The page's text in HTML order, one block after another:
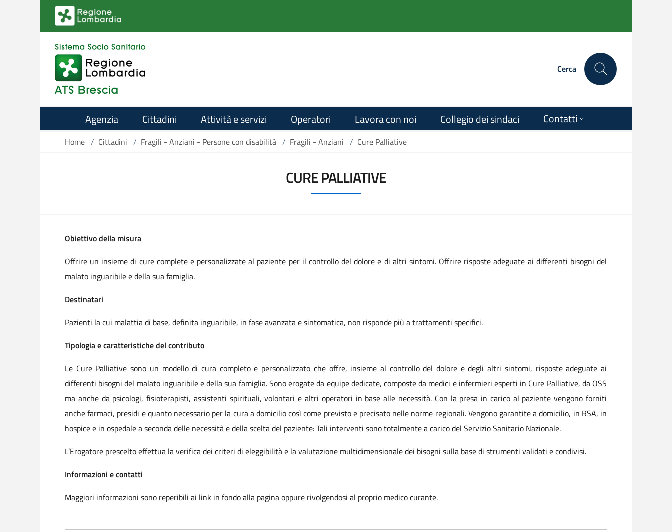
Salta al contenuto principale
Cerca
Agenzia Cittadini Attività e servizi Operatori Lavora con noi Collegio dei sindaci Contatti
Home / Cittadini / Fragili - Anziani - Persone con disabilità / Fragili - Anziani / Cure Palliative
CURE PALLIATIVE
Obiettivo della misura
Offrire un insieme di cure complete e personalizzate al paziente per il controllo del dolore e di altri sintomi. Offrire risposte adeguate ai differenti bisogni del
malato inguaribile e della sua famiglia.
Destinatari
Pazienti la cui malattia di base, definita inguaribile, in fase avanzata e sintomatica, non risponde più a trattamenti specifici.
Tipologia e caratteristiche del contributo
Le Cure Palliative sono un modello di cura completo e personalizzato che offre, insieme al controllo del dolore e degli altri sintomi, risposte adeguate ai
differenti bisogni del malato inguaribile e della sua famiglia. Sono erogate da equipe dedicate, composte da medici e infermieri esperti in Cure Palliative, da OSS
ma anche da psicologi, fisioterapisti, assistenti spirituali, volontari e altri operatori in base alle necessità. Con la presa in carico al paziente vengono forniti
anche farmaci, presidi e quanto necessario per la cura a domicilio così come previsto e precisato nelle norme regionali. Vengono garantite a domicilio, in RSA, in
hospice e in ospedale a seconda delle necessità e della scelta del paziente: Tali interventi sono totalmente a carico del Servizio Sanitario Nazionale.
L’Erogatore prescelto effettua la verifica dei criteri di eleggibilità e la valutazione multidimensionale dei bisogni sulla base di strumenti validati e condivisi.
Informazioni e contatti
Maggiori informazioni sono reperibili ai link in fondo alla pagina oppure rivolgendosi al proprio medico curante.